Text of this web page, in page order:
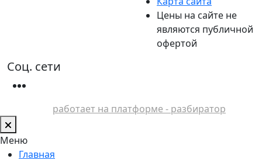
Цены на сайте не
являются публичной
офертой
Соц. сети
работает на платформе - разбиратор
Меню
Главная